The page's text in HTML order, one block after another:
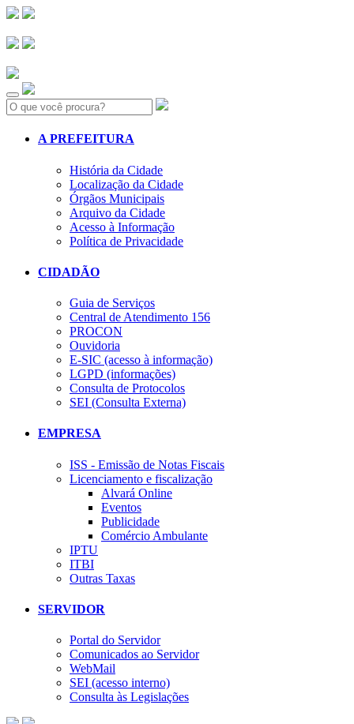
Search:
A PREFEITURA
História da Cidade
Localização da Cidade
Órgãos Municipais
Arquivo da Cidade
Acesso à Informação
Política de Privacidade
CIDADÃO
Guia de Serviços
Central de Atendimento 156
PROCON
Ouvidoria
E-SIC (acesso à informação)
LGPD (informações)
Consulta de Protocolos
SEI (Consulta Externa)
EMPRESA
ISS - Emissão de Notas Fiscais
Licenciamento e fiscalização
Alvará Online
Eventos
Publicidade
Comércio Ambulante
IPTU
ITBI
Outras Taxas
SERVIDOR
Portal do Servidor
Comunicados ao Servidor
WebMail
SEI (acesso interno)
Consulta às Legislações